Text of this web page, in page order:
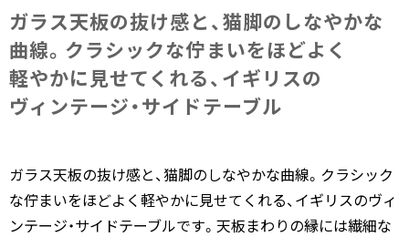
ガラス天板の​抜け感と、​猫脚の​しなやかな​
曲線。​クラシックな​佇まいを​ほど​よく​
軽やかに​見せてくれる、​イギリスの​
ヴィンテージ・サイドテーブル
ガラス天板の抜け感と、猫脚のしなやかな曲線。クラシック
な佇まいをほどよく軽やかに見せてくれる、イギリスのヴィ
ンテージ・サイドテーブルです。天板まわりの縁には繊細な